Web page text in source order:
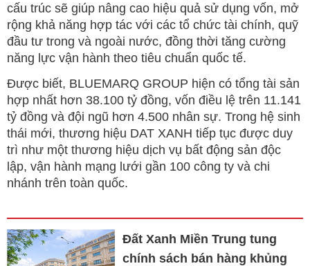
cấu trúc sẽ giúp nâng cao hiệu quả sử dụng vốn, mở
rộng khả năng hợp tác với các tổ chức tài chính, quỹ
đầu tư trong và ngoài nước, đồng thời tăng cường
năng lực vận hành theo tiêu chuẩn quốc tế.
Được biết, BLUEMARQ GROUP hiện có tổng tài sản
hợp nhất hơn 38.100 tỷ đồng, vốn điều lệ trên 11.141
tỷ đồng và đội ngũ hơn 4.500 nhân sự. Trong hệ sinh
thái mới, thương hiệu DAT XANH tiếp tục được duy
trì như một thương hiệu dịch vụ bất động sản độc
lập, vận hành mạng lưới gần 100 công ty và chi
nhánh trên toàn quốc.
Đất Xanh Miền Trung tung
chính sách bán hàng khủng